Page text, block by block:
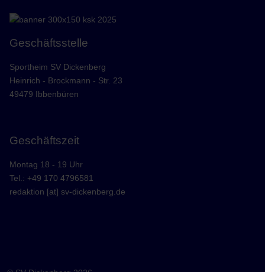
Geschäftsstelle
Sportheim SV Dickenberg
Heinrich - Brockmann - Str. 23
49479 Ibbenbüren
Geschäftszeit
Montag 18 - 19 Uhr
Tel.: +49 170 4796581
redaktion [at] sv-dickenberg.de